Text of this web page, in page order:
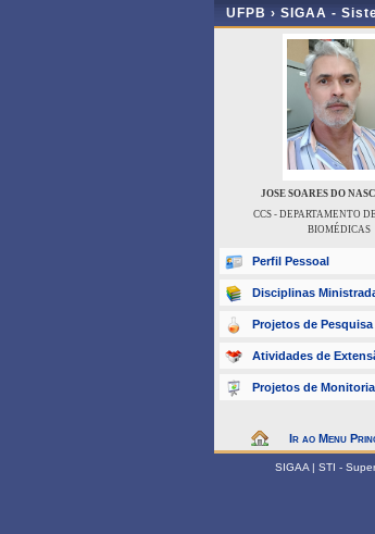
UFPB › SIGAA -
JOSE SOARES DO
CCS - DEPARTAMENTO
BIOMÉDICAS
Perfil Pessoal
Disciplinas
Projetos de Pesquisa
Atividades de
Projetos de Monitoria
Ir ao Menu
SIGAA | STI -